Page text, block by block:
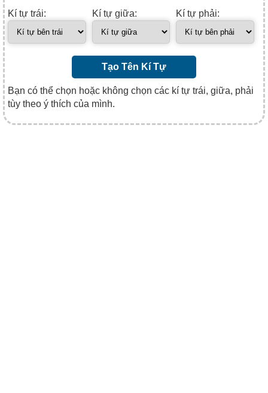
Kí tự trái: Kí tự giữa: Kí tự phải:
Tạo Tên Kí Tự
Bạn có thể chọn hoặc không chọn các kí tự trái, giữa, phải
tùy theo ý thích của mình.